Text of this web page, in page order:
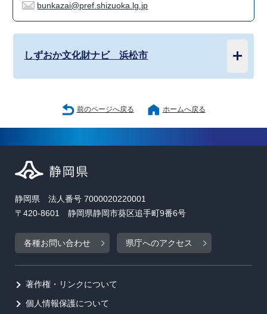
bunkazai@pref.shizuoka.lg.jp
しずおか文化財ナビ 浜松市
前のページへ戻る ホームへ戻る
静岡県 法人番号 7000020220001
〒420-8601 静岡県静岡市葵区追手町9番6号
各種お問い合わせ 県庁へのアクセス
著作権・リンクについて
個人情報保護について